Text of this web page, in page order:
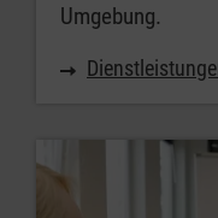
Umgebung.